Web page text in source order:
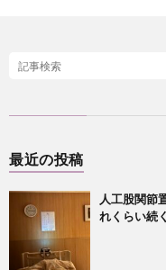
最近の投稿
人工股関節
れくらい続